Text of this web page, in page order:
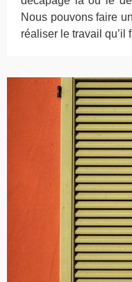
Nous pouvons faire
réaliser le travail qu’il